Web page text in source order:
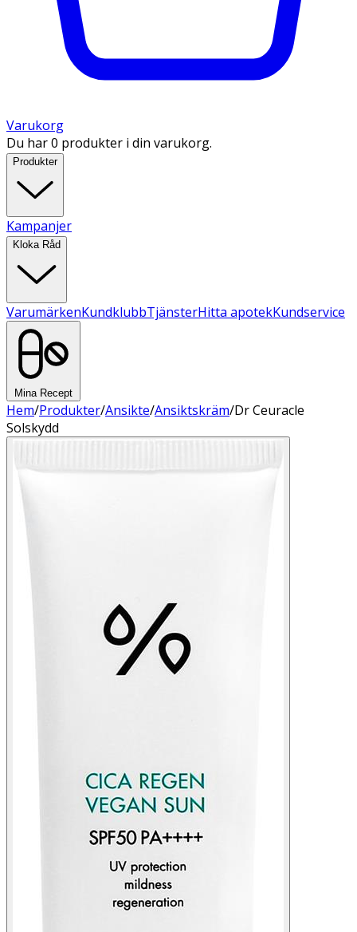
Varukorg
Du har 0 produkter i din varukorg.
Produkter
Kampanjer
Kloka Råd
VarumärkenKundklubbTjänsterHitta apotekKundservice
Mina Recept
Hem/Produkter/Ansikte/Ansiktskräm/Dr Ceuracle
Solskydd